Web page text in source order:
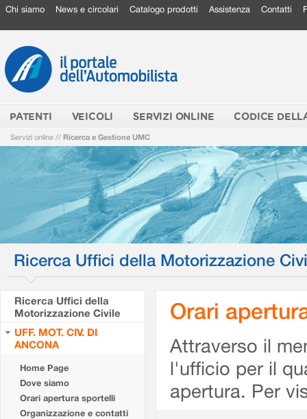
Chi siamo News e circolari Catalogo prodotti Assistenza Contatti
PATENTI VEICOLI SERVIZI ONLINE CODICE
Servizi online // Ricerca e Gestione UMC
Ricerca Uffici della Motorizzazione
Ricerca Uffici della
Motorizzazione Civile
UFF. MOT. CIV. DI
ANCONA
Home Page
Dove siamo
Orari apertura sportelli
Organizzazione e contatti
Orari
Attraverso il
l'ufficio per il
apertura. Per